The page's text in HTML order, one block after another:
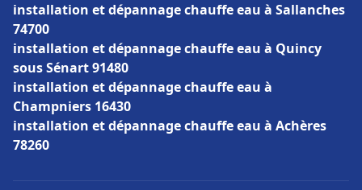
installation et dépannage chauffe eau à Sallanches
74700
installation et dépannage chauffe eau à Quincy
sous Sénart 91480
installation et dépannage chauffe eau à
Champniers 16430
installation et dépannage chauffe eau à Achères
78260